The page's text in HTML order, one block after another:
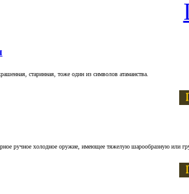
старинная, тоже один из символов атаманства.
ручное холодное оружие, имеющее тяжелую шарообразную или